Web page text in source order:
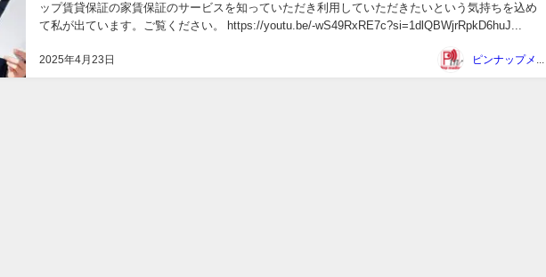
2025年4月23日
ップ賃貸保証の家賃保証のサービスを知っていただき利用していただきたいという気持ちを込め
て私が出ています。ご覧ください。 https://youtu.be/-wS49RxRE7c?si=1dlQBWjrRpkD6huJ...